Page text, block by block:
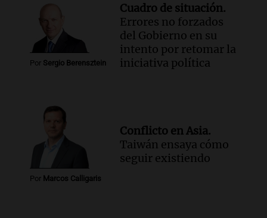
Por Sergio Berensztein
Cuadro de situación.
Errores no forzados
del Gobierno en su
intento por retomar la
iniciativa política
Por Marcos Calligaris
Conflicto en Asia.
Taiwán ensaya cómo
seguir existiendo